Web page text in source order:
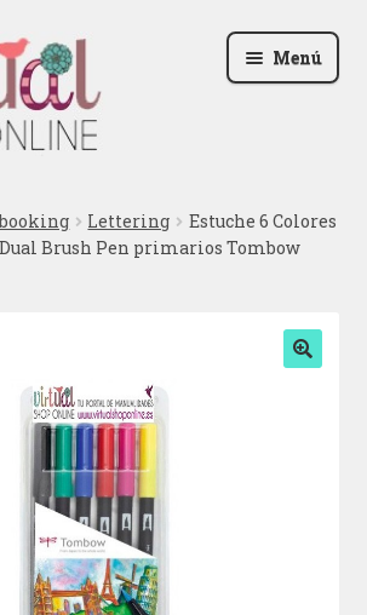
Menú
Lettering
Estuche 6 Colores
Brush Pen primarios Tombow